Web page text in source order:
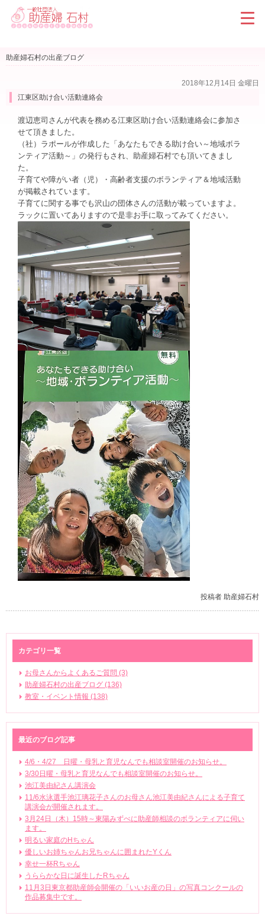
助産婦石村の出産ブログ
2018年12月14日 金曜日
江東区助け合い活動連絡会
渡辺恵司さんが代表を務める江東区助け合い活動連絡会に参加さ
せて頂きました。
（社）ラポールが作成した「あなたもできる助け合い～地域ボラ
ンティア活動～」の発行もされ、助産婦石村でも頂いてきまし
た。
子育てや障がい者（児）・高齢者支援のボランティア＆地域活動
が掲載されています。
子育てに関する事でも沢山の団体さんの活動が載っていますよ。
ラックに置いてありますので是非お手に取ってみてください。
投稿者 助産婦石村
カテゴリ一覧
お母さんからよくあるご質問 (3)
助産婦石村の出産ブログ (136)
教室・イベント情報 (138)
最近のブログ記事
4/6・4/27 日曜・母乳と育児なんでも相談室開催のお知らせ。
3/30日曜・母乳と育児なんでも相談室開催のお知らせ。
池江美由紀さん講演会
11/6水泳選手池江璃花子さんのお母さん池江美由紀さんによる子育て
講演会が開催されます。
3月24日（木）15時～東陽みずべに助産師相談のボランティアに伺い
ます。
明るい家庭のHちゃん
優しいお姉ちゃんお兄ちゃんに囲まれたYくん
幸せ一杯Rちゃん
うららかな日に誕生したRちゃん
11月3日東京都助産師会開催の「いいお産の日」の写真コンクールの
作品募集中です。